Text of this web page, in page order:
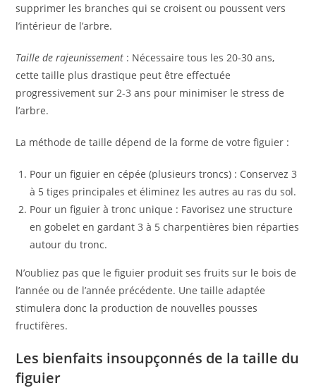
supprimer les branches qui se croisent ou poussent vers
l’intérieur de l’arbre.
Taille de rajeunissement : Nécessaire tous les 20-30 ans,
cette taille plus drastique peut être effectuée
progressivement sur 2-3 ans pour minimiser le stress de
l’arbre.
La méthode de taille dépend de la forme de votre figuier :
Pour un figuier en cépée (plusieurs troncs) : Conservez 3
à 5 tiges principales et éliminez les autres au ras du sol.
Pour un figuier à tronc unique : Favorisez une structure
en gobelet en gardant 3 à 5 charpentières bien réparties
autour du tronc.
N’oubliez pas que le figuier produit ses fruits sur le bois de
l’année ou de l’année précédente. Une taille adaptée
stimulera donc la production de nouvelles pousses
fructifères.
Les bienfaits insoupçonnés de la taille du
figuier